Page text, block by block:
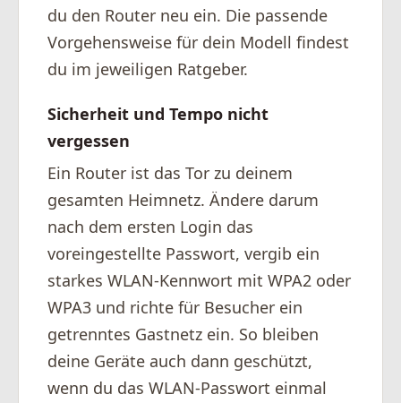
du den Router neu ein. Die passende
Vorgehensweise für dein Modell findest
du im jeweiligen Ratgeber.
Sicherheit und Tempo nicht
vergessen
Ein Router ist das Tor zu deinem
gesamten Heimnetz. Ändere darum
nach dem ersten Login das
voreingestellte Passwort, vergib ein
starkes WLAN-Kennwort mit WPA2 oder
WPA3 und richte für Besucher ein
getrenntes Gastnetz ein. So bleiben
deine Geräte auch dann geschützt,
wenn du das WLAN-Passwort einmal